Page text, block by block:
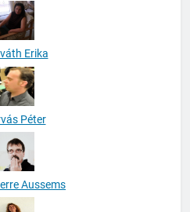
Erika
Péter
Aussems